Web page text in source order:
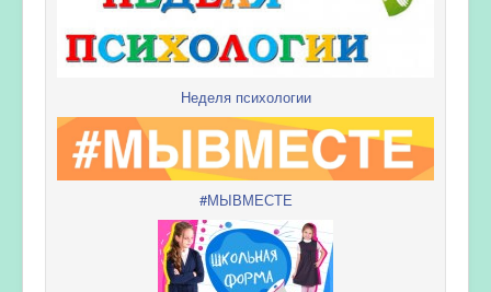
Неделя психологии
#МЫВМЕСТЕ